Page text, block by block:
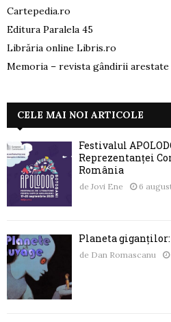
Cartepedia.ro
Editura Paralela 45
Librăria online Libris.ro
Memoria – revista gândirii arestate
CELE MAI NOI ARTICOLE
Festivalul
Reprezentanței
România
de Jovi Ene 6
Planeta giganților:
de Dan Romascanu